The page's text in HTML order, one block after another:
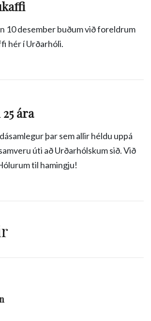
10 desember buðum við foreldrum
hér í Urðarhóli.
ára
þar sem allir héldu uppá
úti að Urðarhólskum sið. Við
til hamingju!